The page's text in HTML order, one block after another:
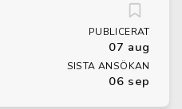
PUBLICERAT
07 aug
SISTA ANSÖKAN
06 sep